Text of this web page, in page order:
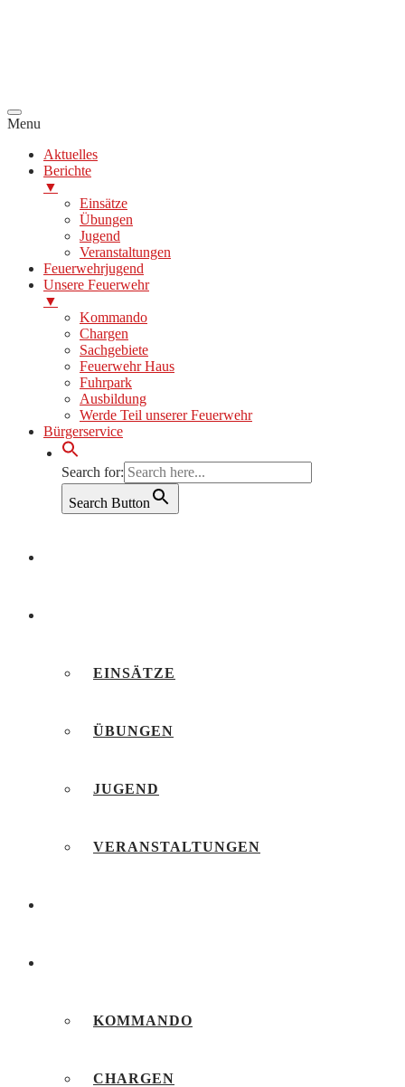
Menu
Aktuelles
Berichte
▼
Einsätze
Übungen
Jugend
Veranstaltungen
Feuerwehrjugend
Unsere Feuerwehr
▼
Kommando
Chargen
Sachgebiete
Feuerwehr Haus
Fuhrpark
Ausbildung
Werde Teil unserer Feuerwehr
Bürgerservice
Search for:
Search Button
EINSÄTZE
ÜBUNGEN
JUGEND
VERANSTALTUNGEN
KOMMANDO
CHARGEN